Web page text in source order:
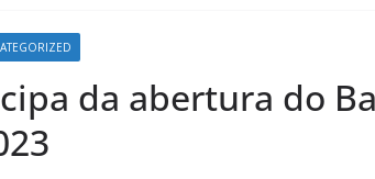
da abertura do